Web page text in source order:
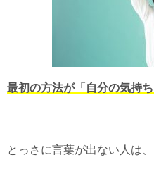
最初の方法が「自分の気持ち
とっさに言葉が出ない人は、